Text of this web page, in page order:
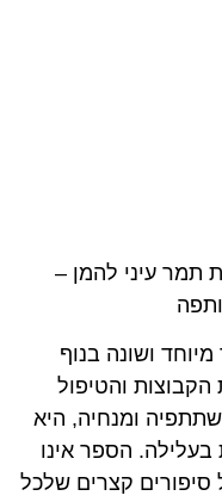
תמר עיני להמן –
ושונה בנוף
והטיפול
ומנחיה, היא
הספר אינו
קצרים שלכל